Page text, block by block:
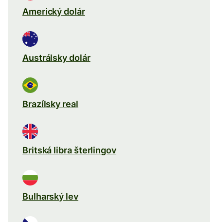
Americký dolár
Austrálsky dolár
Brazílsky real
Britská libra šterlingov
Bulharský lev